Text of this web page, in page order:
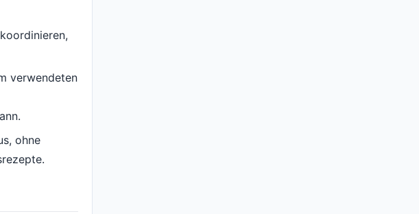
verwendeten
ohne